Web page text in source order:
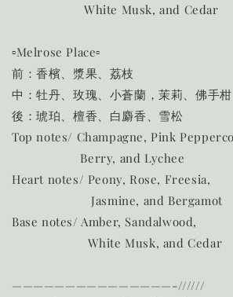
White Musk, and Cedar
▫️Melrose Place▫️
前：香檳、漿果、荔枝
中：牡丹、玫瑰、小蒼蘭，茉莉、佛手柑
後：琥珀、檀香、白麝香、雪松
Top notes/ Champagne, Pink
Berry, and Lychee
Heart notes/ Peony, Rose, Freesia,
Jasmine, and Bergamot
Base notes/ Amber, Sandalwood,
White Musk, and Cedar
———————————————-//////